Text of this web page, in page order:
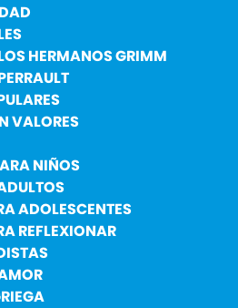
HERMANOS GRIMM
VALORES
NIÑOS
ADOLESCENTES
REFLEXIONAR